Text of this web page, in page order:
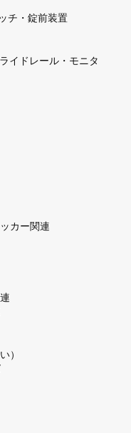
チ・錠前装置
イドレール・モニタ
カー関連
）